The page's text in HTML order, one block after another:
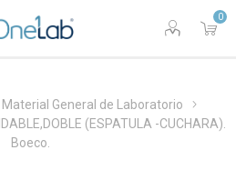
0
Material General de Laboratorio
(ESPATULA -CUCHARA).
Boeco.